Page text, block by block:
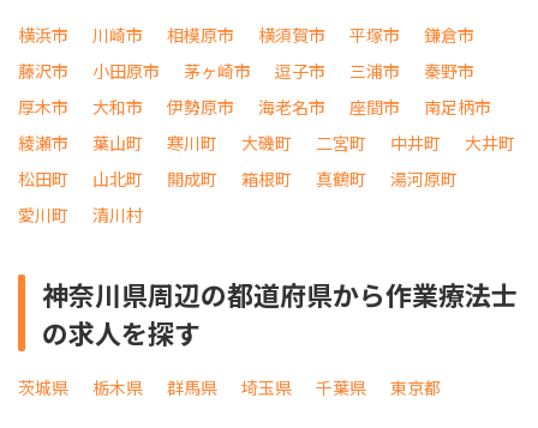
横浜市 川崎市 相模原市 横須賀市 平塚市
鎌倉市
藤沢市
小田原市 茅ヶ崎市 逗子市 三浦市
秦野市
厚木市
大和市 伊勢原市 海老名市 座間市
南足柄市
綾瀬市
葉山町 寒川町 大磯町 二宮町 中井町
大井町
松田町
山北町 開成町 箱根町 真鶴町
湯河原町
愛川町
清川村
神奈川県周辺の都道府県から作業療法士
の求人を探す
茨城県 栃木県 群馬県 埼玉県 千葉県 東京都